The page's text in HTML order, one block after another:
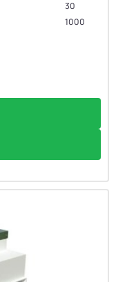
30
1000